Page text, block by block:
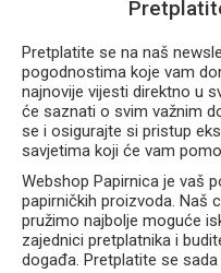
Pretplatite se na naš
pogodnostima koje vam
najnovije vijesti direktno u
će saznati o svim važnim
se i osigurajte si pristup
savjetima koji će vam
Webshop Papirnica je vaš
papirničkih proizvoda. Naš
pružimo najbolje moguće
zajednici pretplatnika i
događa. Pretplatite se